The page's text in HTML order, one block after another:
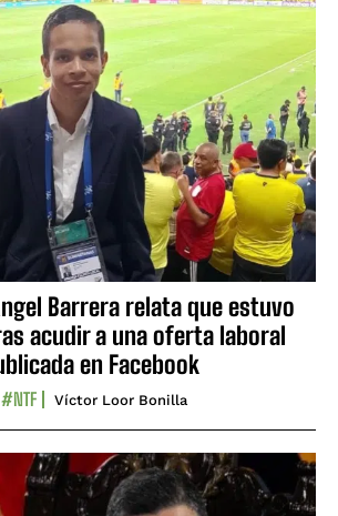
Barrera relata que estuvo
acudir a una oferta laboral
en Facebook
#NTF Víctor Loor Bonilla